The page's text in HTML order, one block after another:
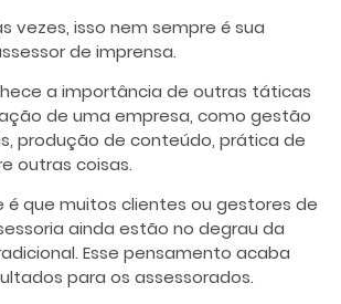
vezes, isso nem sempre é sua
de imprensa.
a importância de outras táticas
de uma empresa, como gestão
, produção de conteúdo, prática de
outras coisas.
é que muitos clientes ou gestores de
ainda estão no degrau da
Esse pensamento acaba
para os assessorados.